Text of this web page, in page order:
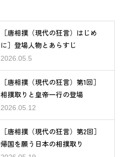
［唐相撲（現代の狂言）はじめ
に］登場人物とあらすじ
2026.05.5
［唐相撲（現代の狂言）第1回］
相撲取りと皇帝一行の登場
2026.05.12
［唐相撲（現代の狂言）第2回］
帰国を願う日本の相撲取り